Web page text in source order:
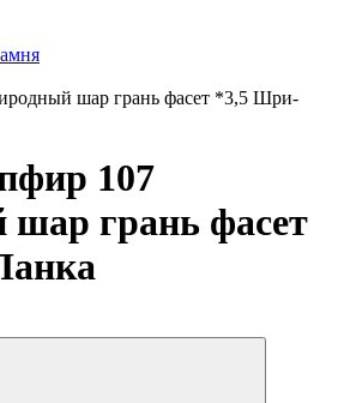
шар грань фасет *3,5 Шри-
107
грань фасет